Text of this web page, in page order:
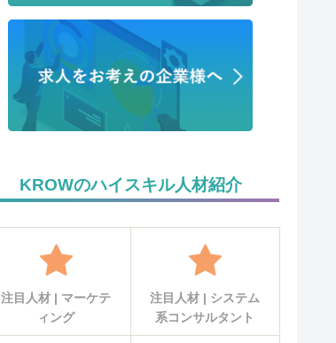
KROWのハイスキル人材紹介
注目人材 | マーケテ
ィング
注目人材 | システム
系コンサルタント